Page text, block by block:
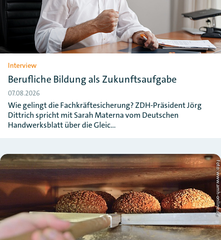
Interview
Berufliche Bildung als Zukunftsaufgabe
07.08.2026
Wie gelingt die Fachkräftesicherung? ZDH-Präsident Jörg
Dittrich spricht mit Sarah Materna vom Deutschen
Handwerksblatt über die Gleic…
Foto: www.amh-online.de